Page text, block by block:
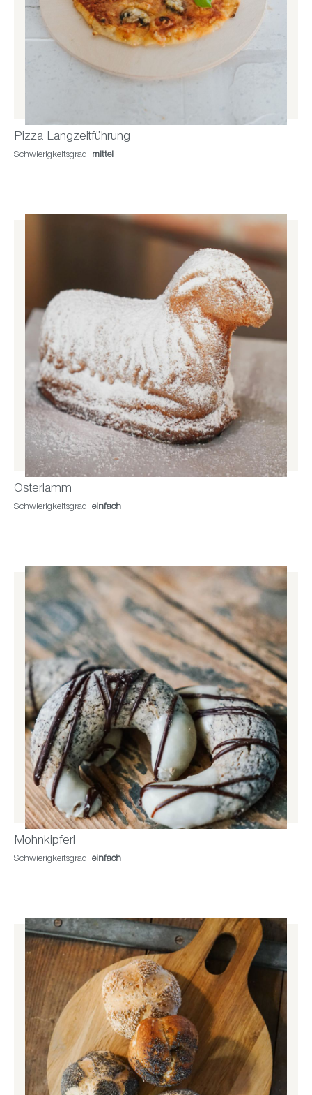
Pizza Langzeitführung
Schwierigkeitsgrad: mittel
Osterlamm
Schwierigkeitsgrad: einfach
Mohnkipferl
Schwierigkeitsgrad: einfach